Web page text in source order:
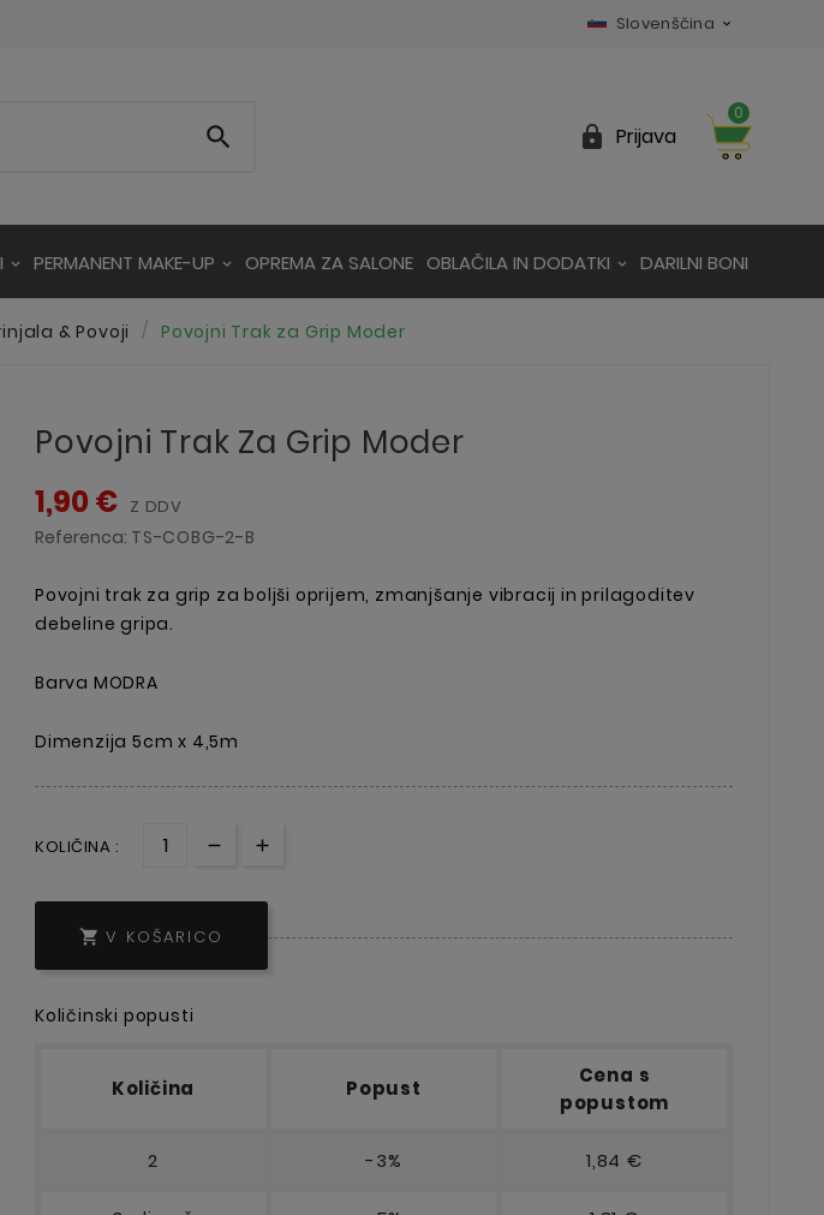
Slovenščina 
  Prijava
0
PERMANENT MAKE-UP OPREMA ZA SALONE OBLAČILA IN DODATKI DARILNI BONI
& Povoji Povojni Trak za Grip Moder
Povojni Trak Za Grip Moder
1,90 € Z DDV
Referenca: TS-COBG-2-B
Povojni trak za grip za boljši oprijem, zmanjšanje vibracij in prilagoditev
debeline gripa.
Barva MODRA
Dimenzija 5cm x 4,5m
KOLIČINA :
 V KOŠARICO
Količinski popusti
Količina Popust
Cena s
popustom
2 -3% 1,84 €